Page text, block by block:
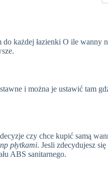
do każdej łazienki O ile wanny
i można je ustawić tam
czy chce kupić samą
płytkami. Jesli zdecydujesz
ABS sanitarnego.